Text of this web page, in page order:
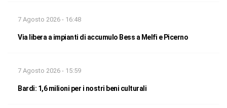
7 Agosto 2026 - 16:48
Via libera a impianti di accumulo Bess a Melfi e Picerno
7 Agosto 2026 - 15:59
Bardi: 1,6 milioni per i nostri beni culturali